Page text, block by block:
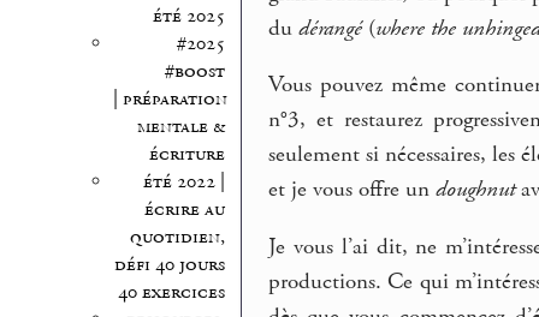
été 2025
#2025
#boost
| préparation
mentale &
écriture
été 2022 |
écrire au
quotidien,
défi 40 jours
40 exercices
dudérangé(where the
Vous pouvez même
n°3, et restaurez
seulement si nécessaires, les
et je vous offre undoughnut
Je vous l’ai dit, ne
productions. Ce qui